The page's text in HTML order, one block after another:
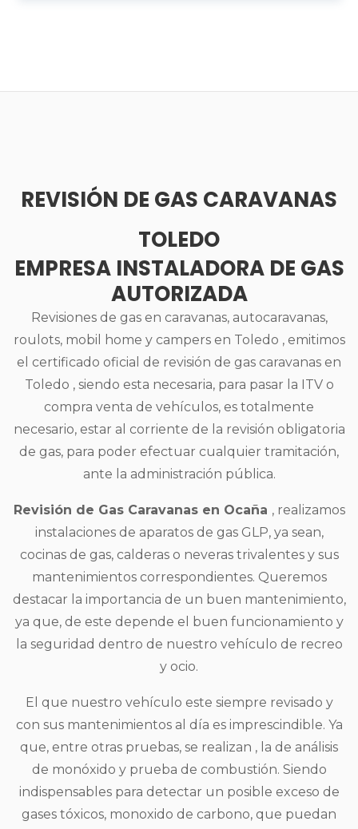
REVISIÓN DE GAS CARAVANAS
TOLEDO
EMPRESA INSTALADORA DE GAS
AUTORIZADA
Revisiones de gas en caravanas, autocaravanas,
roulots, mobil home y campers en Toledo , emitimos
el certificado oficial de revisión de gas caravanas en
Toledo , siendo esta necesaria, para pasar la ITV o
compra venta de vehículos, es totalmente
necesario, estar al corriente de la revisión obligatoria
de gas, para poder efectuar cualquier tramitación,
ante la administración pública.
Revisión de Gas Caravanas en Ocaña , realizamos
instalaciones de aparatos de gas GLP, ya sean,
cocinas de gas, calderas o neveras trivalentes y sus
mantenimientos correspondientes. Queremos
destacar la importancia de un buen mantenimiento,
ya que, de este depende el buen funcionamiento y
la seguridad dentro de nuestro vehículo de recreo
y ocio.
El que nuestro vehículo este siempre revisado y
con sus mantenimientos al día es imprescindible. Ya
que, entre otras pruebas, se realizan , la de análisis
de monóxido y prueba de combustión. Siendo
indispensables para detectar un posible exceso de
gases tóxicos, monoxido de carbono, que puedan